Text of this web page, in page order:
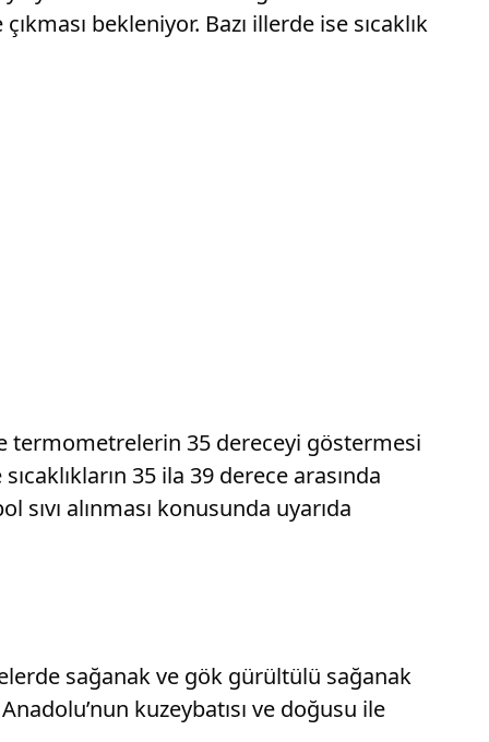
bekleniyor. Bazı illerde ise sıcaklık
termometrelerin 35 dereceyi göstermesi
35 ila 39 derece arasında
alınması konusunda uyarıda
sağanak ve gök gürültülü sağanak
kuzeybatısı ve doğusu ile